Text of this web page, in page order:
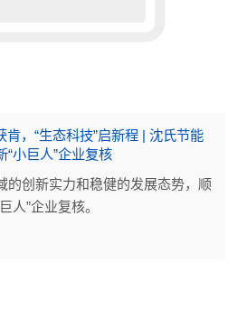
肯，“生态科技”启新程 | 沈氏节能
“小巨人”企业复核
的创新实力和稳健的发展态势，顺
人”企业复核。